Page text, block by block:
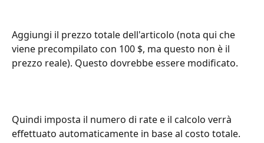
Aggiungi il prezzo totale dell'articolo (nota qui che
viene precompilato con 100 $, ma questo non è il
prezzo reale). Questo dovrebbe essere modificato.
Quindi imposta il numero di rate e il calcolo verrà
effettuato automaticamente in base al costo totale.